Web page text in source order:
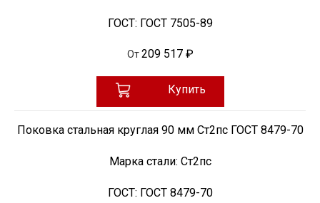
ГОСТ: ГОСТ 7505-89
От 209 517 ₽
Купить
Поковка стальная круглая 90 мм Ст2пс ГОСТ 8479-70
Марка стали: Ст2пс
ГОСТ: ГОСТ 8479-70